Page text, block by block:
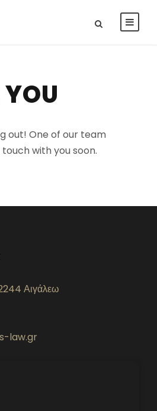
out! One of our team
with you soon.
Αιγάλεω
law.gr